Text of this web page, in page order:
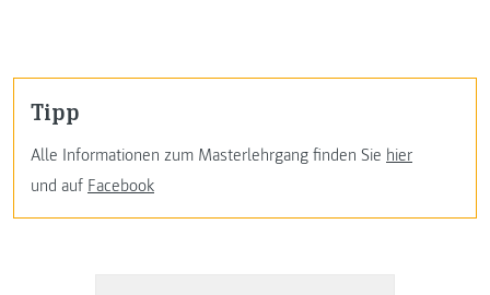
Tipp
Alle Informationen zum Masterlehrgang finden Sie hier
und auf Facebook